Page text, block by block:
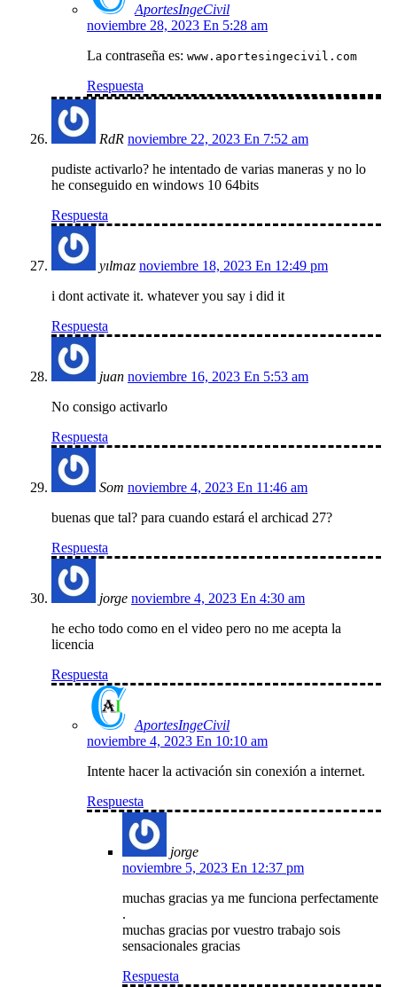
AportesIngeCivil
noviembre 28, 2023 En 5:28 am
La contraseña es: www.aportesingecivil.com
Respuesta
RdR noviembre 22, 2023 En 7:52 am
pudiste activarlo? he intentado de varias maneras y no lo
he conseguido en windows 10 64bits
Respuesta
yılmaz noviembre 18, 2023 En 12:49 pm
i dont activate it. whatever you say i did it
Respuesta
juan noviembre 16, 2023 En 5:53 am
No consigo activarlo
Respuesta
Som noviembre 4, 2023 En 11:46 am
buenas que tal? para cuando estará el archicad 27?
Respuesta
jorge noviembre 4, 2023 En 4:30 am
he echo todo como en el video pero no me acepta la
licencia
Respuesta
AportesIngeCivil
noviembre 4, 2023 En 10:10 am
Intente hacer la activación sin conexión a internet.
Respuesta
jorge
noviembre 5, 2023 En 12:37 pm
muchas gracias ya me funciona perfectamente
.
muchas gracias por vuestro trabajo sois
sensacionales gracias
Respuesta